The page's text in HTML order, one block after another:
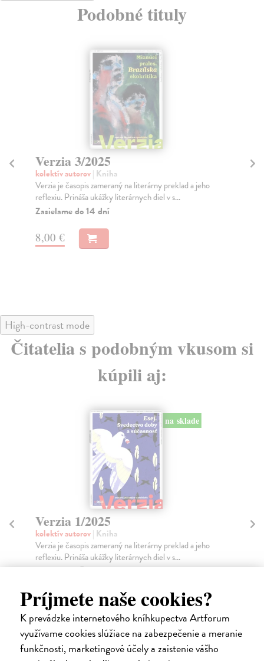
Príjmete naše cookies?
K prevádzke internetového kníhkupectva Artforum
využívame cookies slúžiace na zabezpečenie a meranie
funkčnosti, marketingové účely a zaistenie vášho
Podobné tituly
Verzia 3/2025
kolektív autorov| Kniha
Verzia je časopis zameraný na literárny preklad a jeho
reflexiu. Prináša ukážky literárnych diel v s...
Zasielame do 14 dní
8,00 €
High-contrast mode
Čitatelia s podobným vkusom si
kúpili aj:
na sklade
Verzia 1/2025
kolektív autorov| Kniha
Verzia je časopis zameraný na literárny preklad a jeho
reflexiu. Prináša ukážky literárnych diel v s...
Na sklade
8,00 €